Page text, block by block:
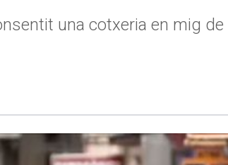
una cotxeria en mig de